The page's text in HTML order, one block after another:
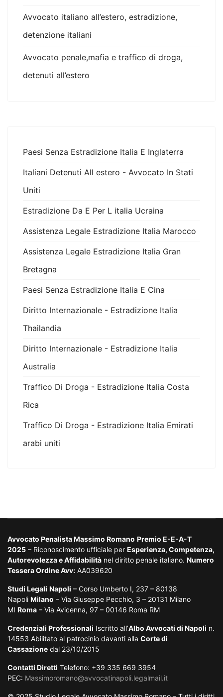
Avvocato italiano all’estero, estradizione,
detenzione italiani
Avvocato penale,mafia e traffico di droga,
detenuti all’estero
Paesi Senza Estradizione Italia E Inglaterra
Italiani Detenuti All estero - Avvocato In Stati
Uniti
Estradizione Da E Per L italia Ucraina
Assistenza Legale Estradizione Italia Marocco
Assistenza Legale Estradizione Italia Gran
Bretagna
Paesi Senza Estradizione Italia E Cina
Diritto Internazionale - Estradizione Italia
Thailandia
Diritto Internazionale - Estradizione Italia
Australia
Traffico Di Droga - Estradizione Italia Costa
Rica
Traffico Di Droga - Estradizione Italia Emirati
arabi uniti
Avvocato Penalista Massimo Romano Premio E-E-A-T
2025 – Riconoscimento ufficiale per Esperienza, Competenza,
Autorevolezza e Affidabilità nel diritto penale italiano. Numero
Tessera Ordine Avv: AA039620
Studi Legali Napoli – Corso Umberto I, 237 – 80138
Napoli Milano – Via Giuseppe Pecchio, 3 – 20131 Milano
MI Roma – Via Avicenna, 97 – 00146 Roma RM
Credenziali Professionali Iscritto all’Albo Avvocati di Napoli n.
14553 Abilitato al patrocinio davanti alla Corte di
Cassazione dal 23/10/2015
Contatti Diretti Telefono: +39 335 669 3954
PEC: Massimoromano@avvocatinapoli.legalmail.it